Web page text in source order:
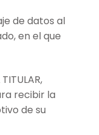
de datos al
en el que
recibir la
de su